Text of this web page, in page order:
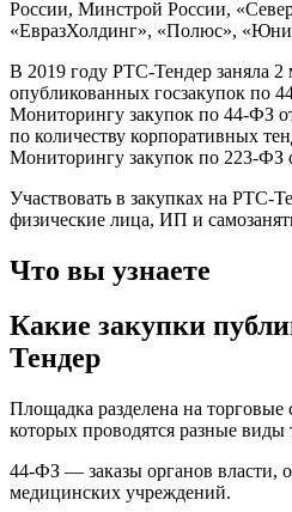
России, Минстрой России,
«ЕвразХолдинг», «Полюс»,
В 2019 году РТС-Тендер заняла 2
опубликованных госзакупок по
Мониторингу закупок по 44-ФЗ
по количеству корпоративных
Мониторингу закупок по 223-
Участвовать в закупках на РТС-
физические лица, ИП и
Что вы узнаете
Какие закупки
Тендер
Площадка разделена на
которых проводятся разные виды
44-ФЗ — заказы органов власти,
медицинских учреждений.